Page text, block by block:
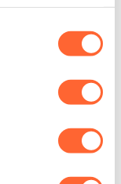
stap
van een